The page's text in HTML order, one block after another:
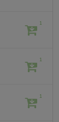
1
1
1